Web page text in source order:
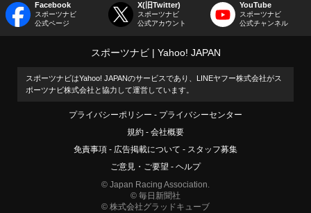
Facebook
スポーツナビ
公式ページ
X(旧Twitter)
スポーツナビ
公式アカウント
YouTube
スポーツナビ
公式チャンネル
スポーツナビ Yahoo! JAPAN
スポーツナビはYahoo! JAPANのサービスであり、LINEヤフー株式会社がス
ポーツナビ株式会社と協力して運営しています。
プライバシーポリシー
プライバシーセンター
規約
会社概要
免責事項
広告掲載について
スタッフ募集
ご意見・ご要望
ヘルプ
© Japan Racing Association.
© 毎日新聞社
© 株式会社グラッドキューブ